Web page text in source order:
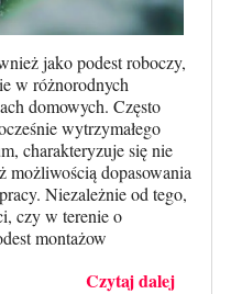
jako podest roboczy,
w różnorodnych
domowych. Często
wytrzymałego
charakteryzuje się nie
możliwością dopasowania
Niezależnie od tego,
czy w terenie o
montażow
Czytaj dalej